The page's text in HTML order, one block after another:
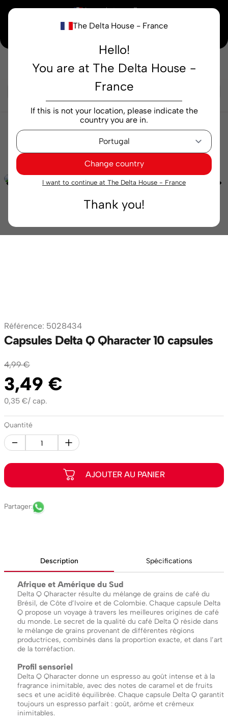
The Delta House - France
Hello!
You are at The Delta House -
France
If this is not your location, please indicate the
country you are in.
Change country
I want to continue at The Delta House - France
Thank you!
× Vous achetez en France
Notre nouvelle maison peaufine encore ses derniers détails. Merci de votre
Cafés Gélules Intensités
Capsules Delta Q
Référence: 5028434
Capsules Delta Q Qharacter 10 capsules
4,99 €
3,49 €
0,35 €/ cap.
Quantité
Description Spécifications
Afrique et Amérique du Sud
Delta Q Qharacter résulte du mélange de grains de café du
Brésil, de Côte d’Ivoire et de Colombie. Chaque capsule Delta
Q propose un voyage à travers les meilleures origines de café
du monde. Le secret de la qualité du café Delta Q réside dans
le mélange de grains provenant de différentes régions
productrices, combinés dans la proportion exacte, et dans l’art
de la torréfaction.
Profil sensoriel
Delta Q Qharacter donne un espresso au goût intense et à la
fragrance inimitable, avec des notes de caramel et de fruits
secs et une acidité équilibrée. Chaque capsule Delta Q garantit
toujours un espresso parfait : goût, arôme et crémeux
inimitables.